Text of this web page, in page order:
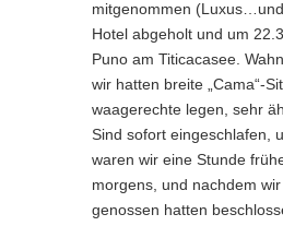
mitgenommen
Hotel abgeholt und um
Puno am Titicacasee.
wir hatten breite „Cama“-
waagerechte legen, sehr
Sind sofort eingeschlafen,
waren wir eine Stunde
morgens, und nachdem
genossen hatten